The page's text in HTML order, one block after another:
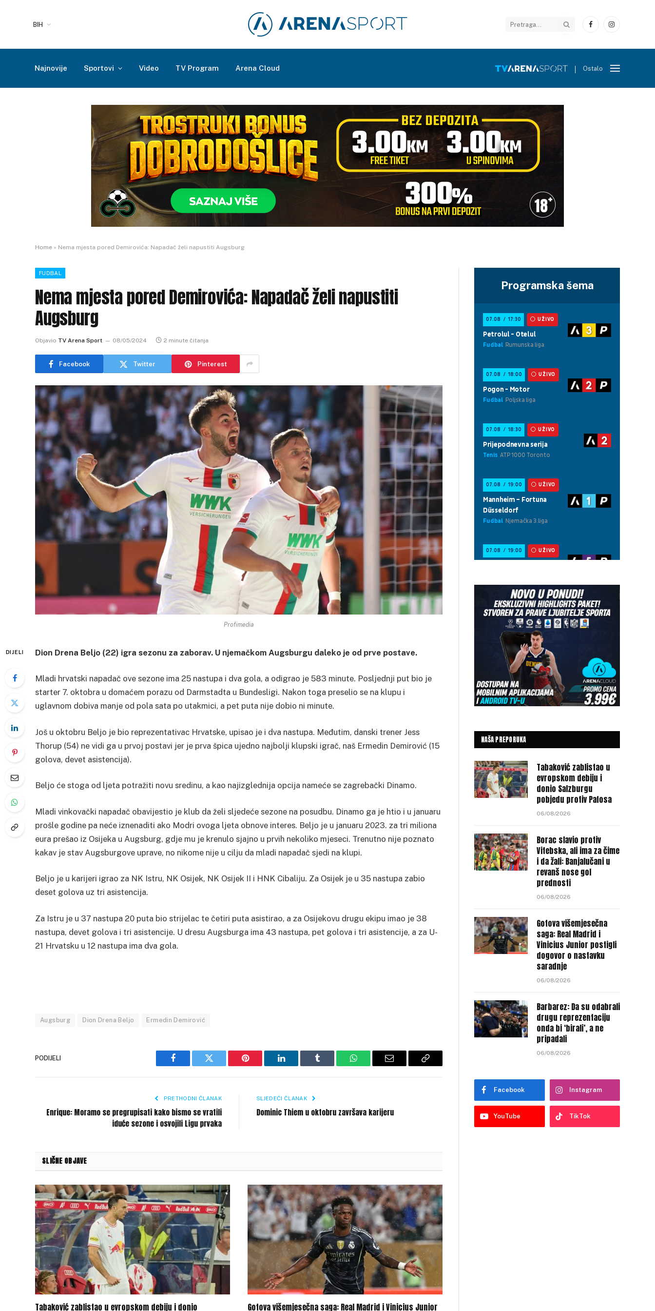
BIH
FacebookInstagram
Najnovije Sportovi Video TV Program Arena Cloud Ostalo
Home » Nema mjesta pored Demirovića: Napadač želi napustiti Augsburg
FUDBAL
Nema mjesta pored Demirovića: Napadač želi napustiti
Augsburg
Objavio TV Arena Sport 08/05/2024 2 minute čitanja
Facebook Twitter Pinterest
Profimedia
DIJELI Dion Drena Beljo (22) igra sezonu za zaborav. U njemačkom Augsburgu daleko je od prve postave.
Mladi hrvatski napadač ove sezone ima 25 nastupa i dva gola, a odigrao je 583 minute. Posljednji put bio je
starter 7. oktobra u domaćem porazu od Darmstadta u Bundesligi. Nakon toga preselio se na klupu i
uglavnom dobiva manje od pola sata po utakmici, a pet puta nije dobio ni minute.
Još u oktobru Beljo je bio reprezentativac Hrvatske, upisao je i dva nastupa. Međutim, danski trener Jess
Thorup (54) ne vidi ga u prvoj postavi jer je prva špica ujedno najbolji klupski igrač, naš Ermedin Demirović (15
golova, devet asistencija).
Beljo će stoga od ljeta potražiti novu sredinu, a kao najizglednija opcija nameće se zagrebački Dinamo.
Mladi vinkovački napadač obavijestio je klub da želi sljedeće sezone na posudbu. Dinamo ga je htio i u januaru
prošle godine pa neće iznenaditi ako Modri ovoga ljeta obnove interes. Beljo je u januaru 2023. za tri miliona
eura prešao iz Osijeka u Augsburg, gdje mu je krenulo sjajno u prvih nekoliko mjeseci. Trenutno nije poznato
kakav je stav Augsburgove uprave, no nikome nije u cilju da mladi napadač sjedi na klupi.
Beljo je u karijeri igrao za NK Istru, NK Osijek, NK Osijek II i HNK Cibaliju. Za Osijek je u 35 nastupa zabio
deset golova uz tri asistencija.
Za Istru je u 37 nastupa 20 puta bio strijelac te četiri puta asistirao, a za Osijekovu drugu ekipu imao je 38
nastupa, devet golova i tri asistencije. U dresu Augsburga ima 43 nastupa, pet golova i tri asistencije, a za U-
21 Hrvatsku u 12 nastupa ima dva gola.
Augsburg Dion Drena Beljo Ermedin Demirović
PODIJELI
Facebook Twitter Pinterest LinkedIn Tumblr WhatsAppEmail
Copy
PRETHODNI ČLANAK
Enrique: Moramo se pregrupisati kako bismo se vratili
iduće sezone i osvojili Ligu prvaka
SLJEDEĆI ČLANAK
Dominic Thiem u oktobru završava karijeru
SLIČNE OBJAVE
Tabaković zablistao u evropskom debiju i donio Gotova višemjesečna saga: Real Madrid i Vinicius Junior
Programska šema
NAŠA PREPORUKA
Tabaković zablistao u
evropskom debiju i
donio Salzburgu
pobjedu protiv Pafosa
06/08/2026
Borac slavio protiv
Vitebska, ali ima za čime
i da žali: Banjalučani u
revanš nose gol
prednosti
06/08/2026
Gotova višemjesečna
saga: Real Madrid i
Vinicius Junior postigli
dogovor o nastavku
saradnje
06/08/2026
Barbarez: Da su odabrali
drugu reprezentaciju
onda bi ‘birali’, a ne
pripadali
06/08/2026
Facebook Instagram
YouTube TikTok